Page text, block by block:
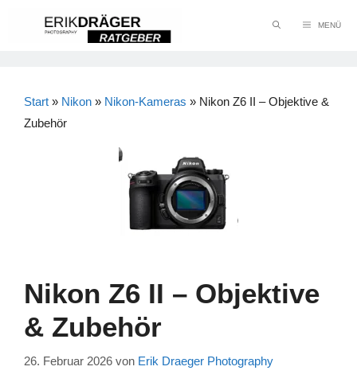
MENÜ
Start » Nikon » Nikon-Kameras » Nikon Z6 II – Objektive &
Zubehör
Nikon Z6 II – Objektive
& Zubehör
26. Februar 2026 von Erik Draeger Photography